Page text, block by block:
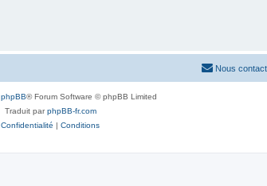
Nous
phpBB® Forum Software © phpBB Limited
Traduit parphpBB-fr.com
Confidentialité | Conditions